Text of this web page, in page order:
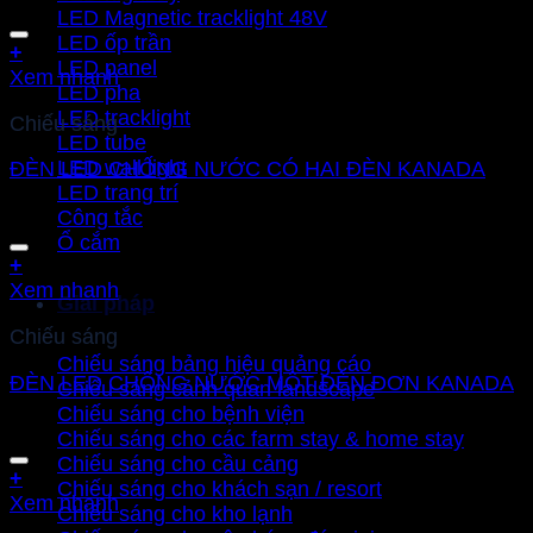
LED Magnetic tracklight 48V
LED ốp trần
LED panel
LED pha
LED tracklight
LED tube
LED wall light
LED trang trí
Công tắc
Ổ cắm
Giải pháp
Chiếu sáng bảng hiệu quảng cáo
Chiếu sáng cảnh quan landscape
Chiếu sáng cho bệnh viện
Chiếu sáng cho các farm stay & home stay
Chiếu sáng cho cầu cảng
Chiếu sáng cho khách sạn / resort
Chiếu sáng cho kho lạnh
+
Xem nhanh
Chiếu sáng
ĐÈN LED CHỐNG NƯỚC CÓ HAI ĐÈN KANADA
+
Xem nhanh
Chiếu sáng
ĐÈN LED CHỐNG NƯỚC MỘT ĐÈN ĐƠN KANADA
+
Xem nhanh